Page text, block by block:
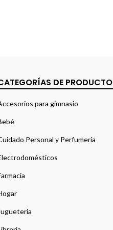
DE PRODUCTO
para gimnasio
Personal y Perfumería